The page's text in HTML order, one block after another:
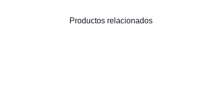
Productos relacionados